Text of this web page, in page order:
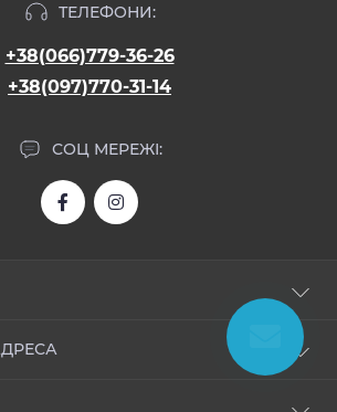
ТЕЛЕФОНИ:
+38(066)779-36-26
+38(097)770-31-14
СОЦ МЕРЕЖІ: